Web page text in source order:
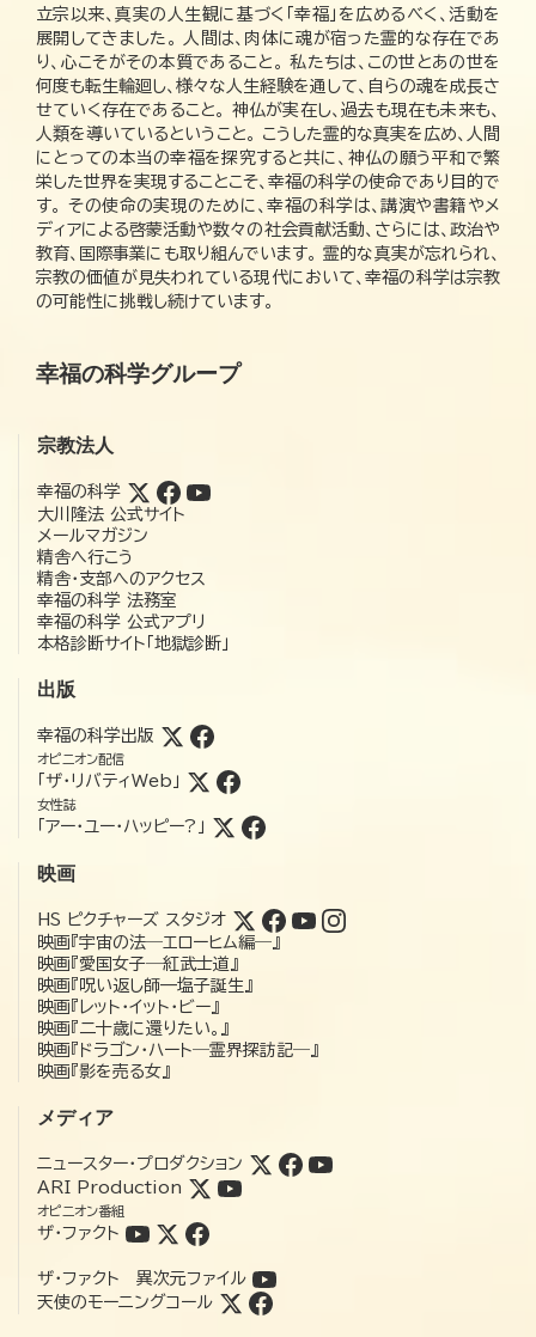
立宗以来、真実の人生観に基づく「幸福」を広めるべく、活動を
展開してきました。 人間は、肉体に魂が宿った霊的な存在であ
り、心こそがその本質であること。 私たちは、この世とあの世を
何度も転生輪廻し、様々な人生経験を通して、自らの魂を成長さ
せていく存在であること。 神仏が実在し、過去も現在も未来も、
人類を導いているということ。 こうした霊的な真実を広め、人間
にとっての本当の幸福を探究すると共に、神仏の願う平和で繁
栄した世界を実現することこそ、幸福の科学の使命であり目的で
す。 その使命の実現のために、幸福の科学は、講演や書籍やメ
ディアによる啓蒙活動や数々の社会貢献活動、さらには、政治や
教育、国際事業にも取り組んでいます。 霊的な真実が忘れられ、
宗教の価値が見失われている現代において、幸福の科学は宗教
の可能性に挑戦し続けています。
幸福の科学グループ
宗教法人
幸福の科学
大川隆法 公式サイト
メールマガジン
精舎へ行こう
精舎・支部へのアクセス
幸福の科学 法務室
幸福の科学 公式アプリ
本格診断サイト「地獄診断」
出版
幸福の科学出版
オピニオン配信
「ザ・リバティWeb」
女性誌
「アー・ユー・ハッピー?」
映画
HS ピクチャーズ スタジオ
映画『宇宙の法―エローヒム編―』
映画『愛国女子―紅武士道』
映画『呪い返し師—塩子誕生』
映画『レット・イット・ビー』
映画『二十歳に還りたい。』
映画『ドラゴン・ハート―霊界探訪記―』
映画『影を売る女』
メディア
ニュースター・プロダクション
ARI Production
オピニオン番組
ザ・ファクト
ザ・ファクト 異次元ファイル
天使のモーニングコール